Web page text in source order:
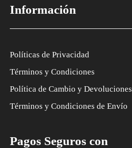
Información
Políticas de Privacidad
Términos y Condiciones
Política de Cambio y Devoluciones
Términos y Condiciones de Envío
Pagos Seguros con